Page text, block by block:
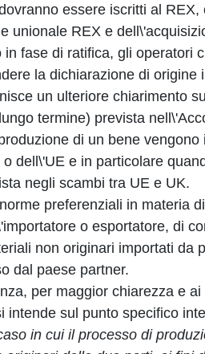
essere iscritti al
unionale REX e
in fase di ratifica, gli operatori
la dichiarazione di origine
un ulteriore chiarimento
termine) prevista
di un bene
dell\'UE e in particolare
negli scambi tra UE e UK.
preferenziali in materia
o esportatore, di
non originari importati da
dal paese partner.
per maggior chiarezza e
intende sul punto specifico
in cui il processo di